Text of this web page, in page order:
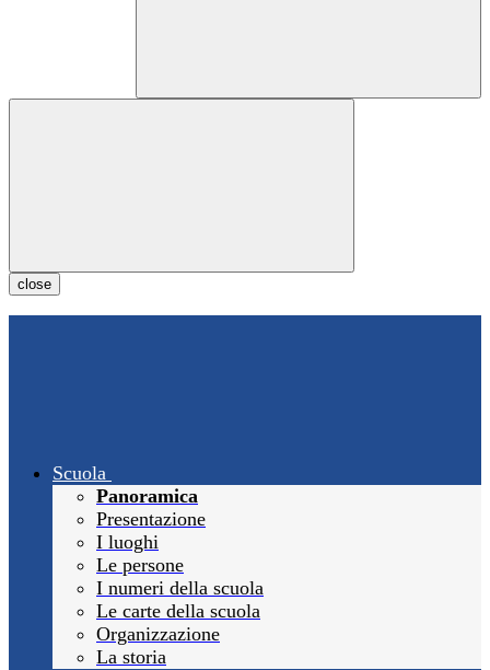
close
Scuola
Panoramica
Presentazione
I luoghi
Le persone
I numeri della scuola
Le carte della scuola
Organizzazione
La storia